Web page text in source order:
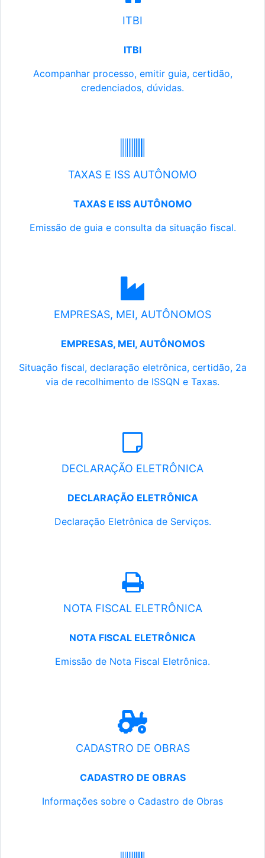
ITBI
ITBI
Acompanhar processo, emitir guia, certidão,
credenciados, dúvidas.
TAXAS E ISS AUTÔNOMO
TAXAS E ISS AUTÔNOMO
Emissão de guia e consulta da situação fiscal.
EMPRESAS, MEI, AUTÔNOMOS
EMPRESAS, MEI, AUTÔNOMOS
Situação fiscal, declaração eletrônica, certidão, 2a
via de recolhimento de ISSQN e Taxas.
DECLARAÇÃO ELETRÔNICA
DECLARAÇÃO ELETRÔNICA
Declaração Eletrônica de Serviços.
NOTA FISCAL ELETRÔNICA
NOTA FISCAL ELETRÔNICA
Emissão de Nota Fiscal Eletrônica.
CADASTRO DE OBRAS
CADASTRO DE OBRAS
Informações sobre o Cadastro de Obras